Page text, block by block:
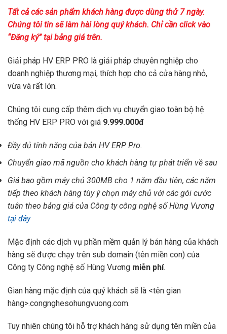
Tất cả các sản phẩm khách hàng được dùng thử 7 ngày.
Chúng tôi tin sẽ làm hài lòng quý khách. Chỉ cần click vào
“Đăng ký” tại bảng giá trên.
Giải pháp HV ERP PRO là giải pháp chuyên nghiệp cho
doanh nghiệp thương mại, thích hợp cho cả cửa hàng nhỏ,
vừa và rất lớn.
Chúng tôi cung cấp thêm dịch vụ chuyển giao toàn bộ hệ
thống HV ERP PRO với giá 9.999.000đ
Đầy đủ tính năng của bản HV ERP Pro.
Chuyển giao mã nguồn cho khách hàng tự phát triển về sau
Giá bao gồm máy chủ 300MB cho 1 năm đầu tiên, các năm
tiếp theo khách hàng tùy ý chọn máy chủ với các gói cước
tuân theo bảng giá của Công ty công nghệ số Hùng Vương
tại đây
Mặc định các dịch vụ phần mềm quản lý bán hàng của khách
hàng sẽ được chạy trên sub domain (tên miền con) của
Công ty Công nghệ số Hùng Vương miễn phí.
Gian hàng mặc định của quý khách sẽ là <tên gian
hàng>.congnghesohungvuong.com.
Tuy nhiên chúng tôi hỗ trợ khách hàng sử dụng tên miền của